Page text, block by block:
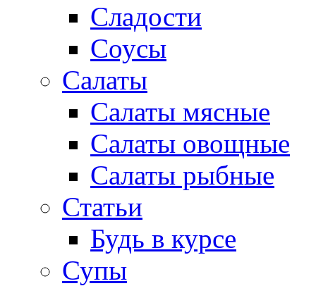
Сладости
Соусы
Салаты
Салаты мясные
Салаты овощные
Салаты рыбные
Статьи
Будь в курсе
Супы